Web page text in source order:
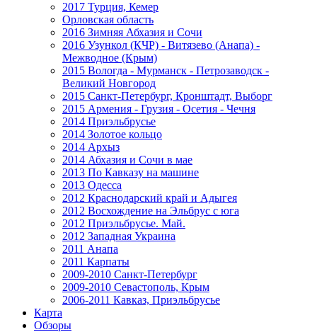
2017 Турция, Кемер
Орловская область
2016 Зимняя Абхазия и Сочи
2016 Узункол (КЧР) - Витязево (Анапа) -
Межводное (Крым)
2015 Вологда - Мурманск - Петрозаводск -
Великий Новгород
2015 Санкт-Петербург, Кронштадт, Выборг
2015 Армения - Грузия - Осетия - Чечня
2014 Приэльбрусье
2014 Золотое кольцо
2014 Архыз
2014 Абхазия и Сочи в мае
2013 По Кавказу на машине
2013 Одесса
2012 Краснодарский край и Адыгея
2012 Восхождение на Эльбрус с юга
2012 Приэльбрусье. Май.
2012 Западная Украина
2011 Анапа
2011 Карпаты
2009-2010 Санкт-Петербург
2009-2010 Севастополь, Крым
2006-2011 Кавказ, Приэльбрусье
Карта
Обзоры